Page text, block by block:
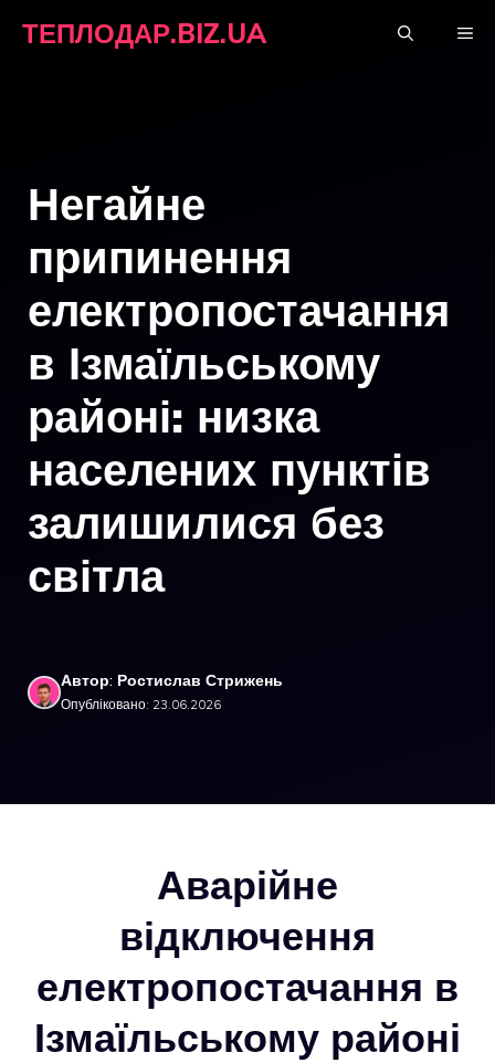
ТЕПЛОДАР.BIZ.UA
Негайне
припинення
електропостачання
в Ізмаїльському
районі: низка
населених пунктів
залишилися без
світла
Автор: Ростислав Стрижень
Опубліковано: 23.06.2026
Аварійне
відключення
електропостачання в
Ізмаїльському районі